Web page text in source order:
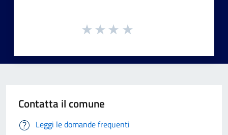
Contatta il comune
Leggi le domande frequenti